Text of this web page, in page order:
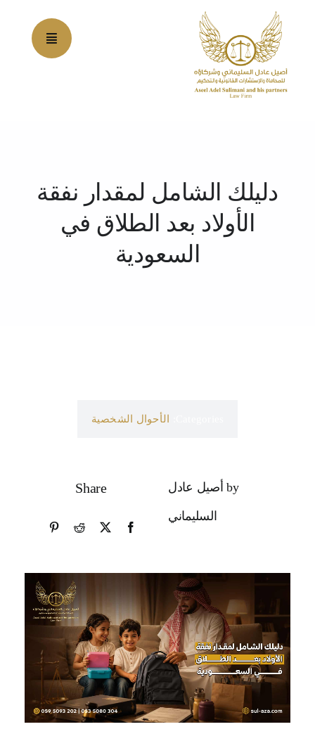
دليلك الشامل لمقدار نفقة
الأولاد بعد الطلاق في
السعودية
الأحوال الشخصية
by أصيل عادل
السليماني
Share